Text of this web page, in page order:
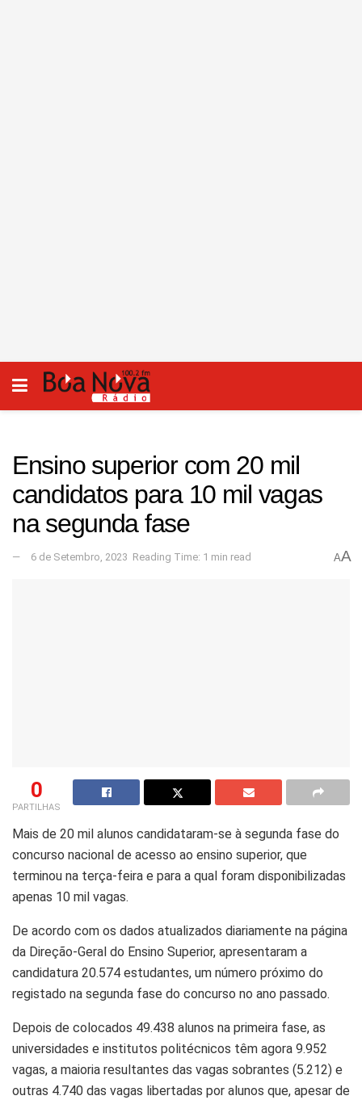
Ensino superior com 20 mil
candidatos para 10 mil vagas
na segunda fase
6 de Setembro, 2023 Reading Time: 1 min read AA
0
PARTILHAS
Mais de 20 mil alunos candidataram-se à segunda fase do
concurso nacional de acesso ao ensino superior, que
terminou na terça-feira e para a qual foram disponibilizadas
apenas 10 mil vagas.
De acordo com os dados atualizados diariamente na página
da Direção-Geral do Ensino Superior, apresentaram a
candidatura 20.574 estudantes, um número próximo do
registado na segunda fase do concurso no ano passado.
Depois de colocados 49.438 alunos na primeira fase, as
universidades e institutos politécnicos têm agora 9.952
vagas, a maioria resultantes das vagas sobrantes (5.212) e
outras 4.740 das vagas libertadas por alunos que, apesar de